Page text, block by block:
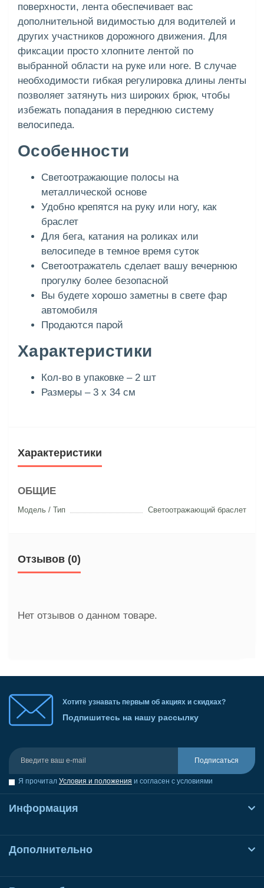
поверхности, лента обеспечивает вас
дополнительной видимостью для водителей и
других участников дорожного движения. Для
фиксации просто хлопните лентой по
выбранной области на руке или ноге. В случае
необходимости гибкая регулировка длины ленты
позволяет затянуть низ широких брюк, чтобы
избежать попадания в переднюю систему
велосипеда.
Особенности
Светоотражающие полосы на
металлической основе
Удобно крепятся на руку или ногу, как
браслет
Для бега, катания на роликах или
велосипеде в темное время суток
Светоотражатель сделает вашу вечернюю
прогулку более безопасной
Вы будете хорошо заметны в свете фар
автомобиля
Продаются парой
Характеристики
Кол-во в упаковке – 2 шт
Размеры – 3 х 34 см
Характеристики
ОБЩИЕ
Модель / Тип Светоотражающий браслет
Отзывов (0)
Нет отзывов о данном товаре.
Хотите узнавать первым об акциях и скидках?
Подпишитесь на нашу рассылку
Подписаться
Я прочитал Условия и положения и согласен с условиями
Информация
Дополнительно